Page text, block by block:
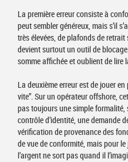
La première erreur consiste à
peut sembler généreux, mais s’il
très élevées, de plafonds de
devient surtout un outil de
somme affichée et oublient de lire
La deuxième erreur est de jouer
vite”. Sur un opérateur offshore,
pas toujours une simple
contrôle d’identité, une demande
vérification de provenance des
de vue de conformité, mais pour
l’argent ne sort pas quand il